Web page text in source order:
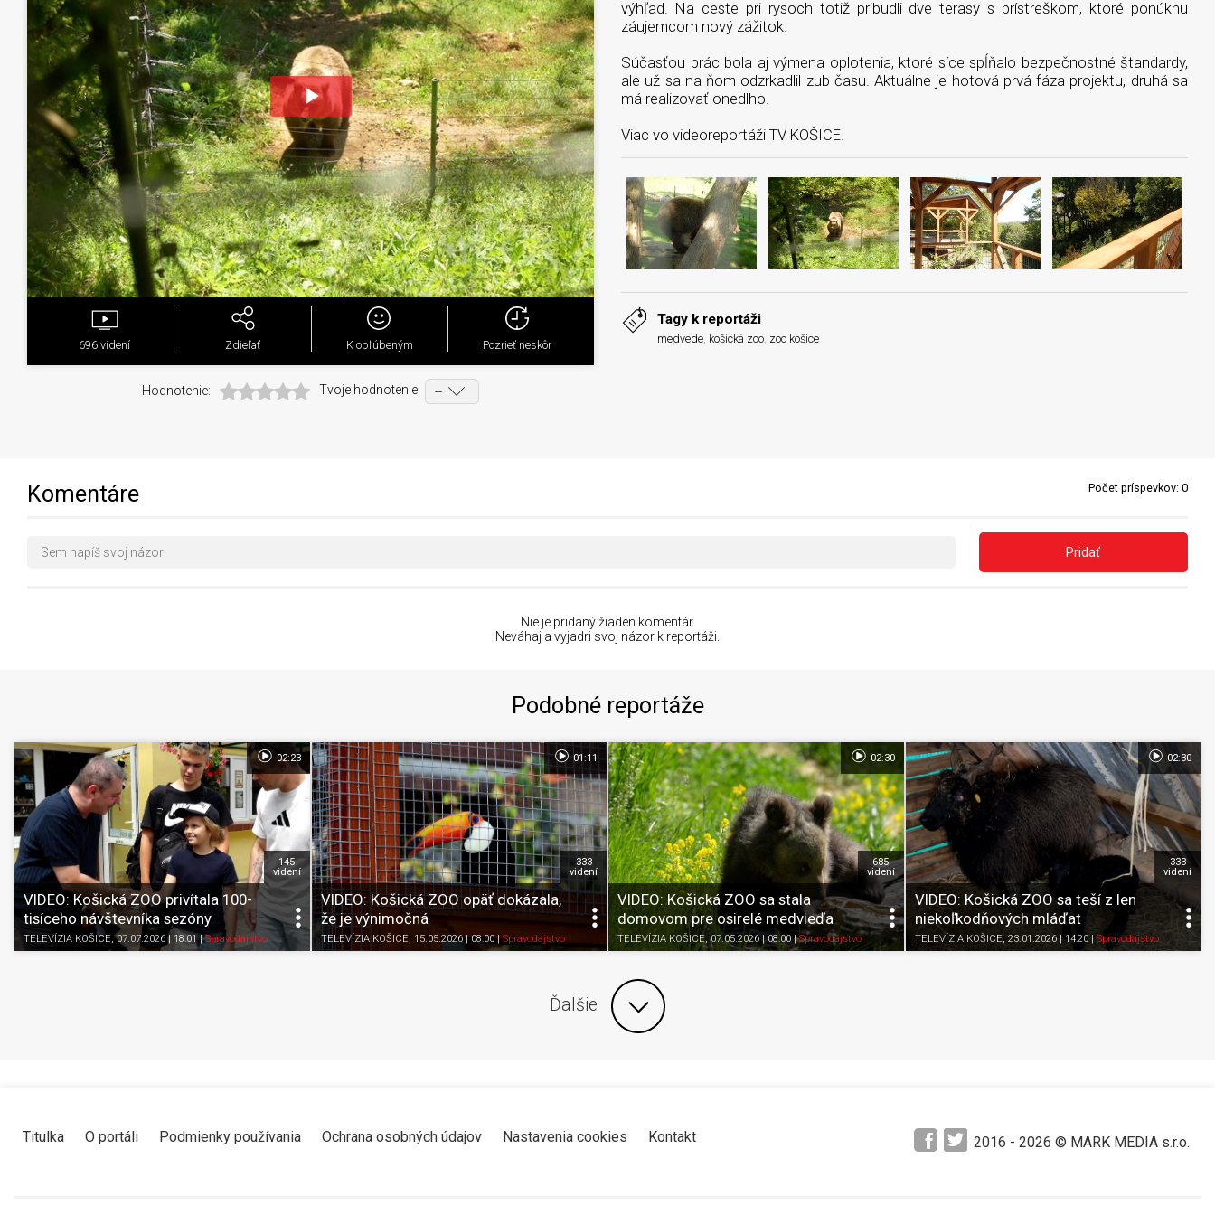
Play
Video
696videní Zdieľať K obľúbeným Pozrieť neskôr
Hodnotenie: Tvoje hodnotenie:
výhľad. Na ceste pri rysoch totiž pribudli dve terasy s prístreškom, ktoré ponúknu
záujemcom nový zážitok.
Súčasťou prác bola aj výmena oplotenia, ktoré síce spĺňalo bezpečnostné štandardy,
ale už sa na ňom odzrkadlil zub času. Aktuálne je hotová prvá fáza projektu, druhá sa
má realizovať onedlho.
Viac vo videoreportáži TV KOŠICE.
Tagy k reportáži
medvede košická zoo zoo košice
Komentáre Počet príspevkov: 0
Pridať
Nie je pridaný žiaden komentár.
Neváhaj a vyjadri svoj názor k reportáži.
Podobné reportáže
VIDEO: Košická ZOO privítala 100-
tisíceho návštevníka sezóny
TELEVÍZIA KOŠICE, 07.07.2026 | 18:01|Spravodajstvo Pozrieť neskôr
K obľúbeným
Zdieľať
145
videní
02:23
VIDEO: Košická ZOO opäť dokázala,
že je výnimočná
TELEVÍZIA KOŠICE, 15.05.2026 | 08:00|Spravodajstvo Pozrieť neskôr
K obľúbeným
Zdieľať
333
videní
01:11
VIDEO: Košická ZOO sa stala
domovom pre osirelé medvieďa
TELEVÍZIA KOŠICE, 07.05.2026 | 08:00|Spravodajstvo Pozrieť neskôr
K obľúbeným
Zdieľať
685
videní
02:30
VIDEO: Košická ZOO sa teší z len
niekoľkodňových mláďat
TELEVÍZIA KOŠICE, 23.01.2026 | 14:20| Spravodajstvo
333
videní
02:30
Ďalšie
Titulka O portáli Podmienky používania Ochrana osobných údajov Nastavenia cookies Kontakt 2016 - 2026 © MARK MEDIA s.r.o.